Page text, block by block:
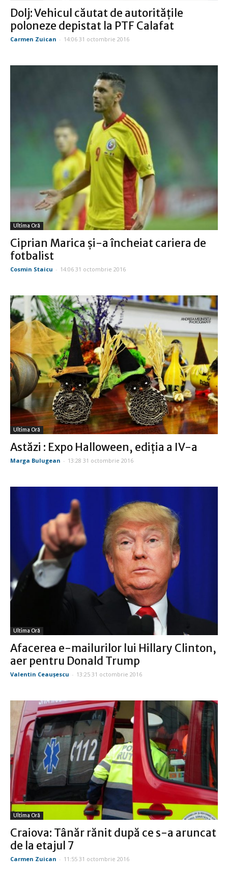
Dolj: Vehicul căutat de autorităţile
poloneze depistat la PTF Calafat
Carmen Zuican - 14:06 31 octombrie 2016
Ultima Oră
Ciprian Marica şi-a încheiat cariera de
fotbalist
Cosmin Staicu - 14:06 31 octombrie 2016
Ultima Oră
Astăzi : Expo Halloween, ediţia a IV-a
Marga Bulugean - 13:28 31 octombrie 2016
Ultima Oră
Afacerea e-mailurilor lui Hillary Clinton,
aer pentru Donald Trump
Valentin Ceauşescu - 13:25 31 octombrie 2016
Ultima Oră
Craiova: Tânăr rănit după ce s-a aruncat
de la etajul 7
Carmen Zuican - 11:55 31 octombrie 2016